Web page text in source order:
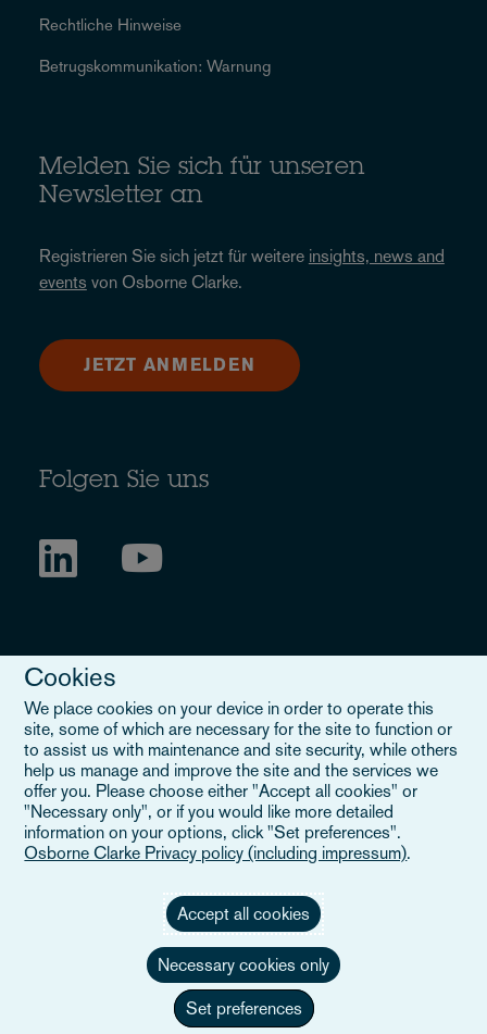
Rechtliche Hinweise
Betrugskommunikation: Warnung
Melden Sie sich für unseren
Newsletter an
Registrieren Sie sich jetzt für weitere insights, news and
events von Osborne Clarke.
JETZT ANMELDEN
Folgen Sie uns
Legal Notice
When you read about Osborne Clarke on this site, we are either
referring to our international organisation, Osborne Clarke Verein
(OCV), or one of its member firms. OCV is a Swiss verein and
doesn’t provide services to clients. The OCV member firms are all
each other or OCV with regard to third parties. To find out more,
Cookies
We place cookies on your device in order to operate this
site, some of which are necessary for the site to function or
to assist us with maintenance and site security, while others
help us manage and improve the site and the services we
offer you. Please choose either "Accept all cookies" or
"Necessary only", or if you would like more detailed
information on your options, click "Set preferences".
Osborne Clarke Privacy policy (including impressum).
Accept all cookies
Necessary cookies only
Set preferences